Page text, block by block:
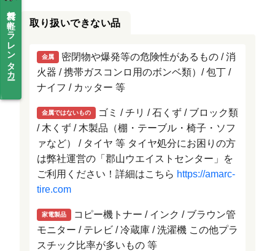
無料で軽トラレンタカー 取り扱いできない品
金属
密閉物や爆発等の危険性があるもの / 消
火器 / 携帯ガスコンロ用のボンベ類）/ 包丁 /
ナイフ / カッター 等
金属ではないもの
ゴミ / チリ / 石くず / ブロック類
/ 木くず / 木製品（棚・テーブル・椅子・ソフ
ァなど） / タイヤ 等 タイヤ処分にお困りの方
は弊社運営の「郡山ウエイストセンター」を
ご利用ください！詳細はこちら https://amarc-
tire.com
家電製品
コピー機トナー / インク / ブラウン管
モニター / テレビ / 冷蔵庫 / 洗濯機 この他プラ
スチック比率が多いもの 等